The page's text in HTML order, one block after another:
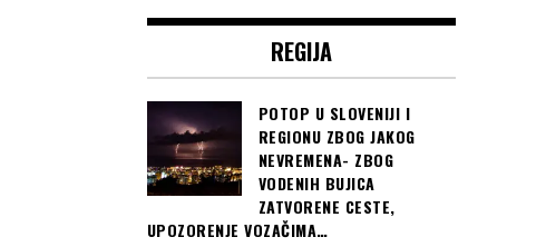
REGIJA
POTOP U SLOVENIJI I
REGIONU ZBOG JAKOG
NEVREMENA- ZBOG
VODENIH BUJICA
ZATVORENE CESTE,
UPOZORENJE VOZAČIMA…